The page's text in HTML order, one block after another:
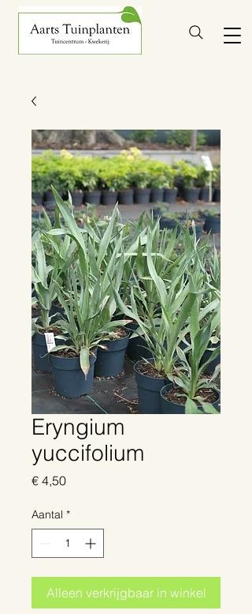
Eryngium
yuccifolium
€ 4,50Prijs
Aantal *
Alleen verkrijgbaar in winkel